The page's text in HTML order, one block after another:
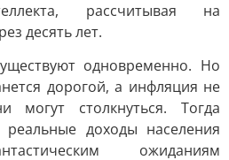
рассчитывая на
десять лет.
одновременно. Но
дорогой, а инфляция не
могут столкнуться. Тогда
реальные доходы населения
ожиданиям